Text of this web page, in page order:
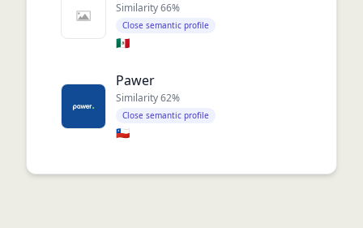
Similarity66%
Close semantic profile
🇲🇽
Pawer
Similarity62%
Close semantic profile
🇨🇱